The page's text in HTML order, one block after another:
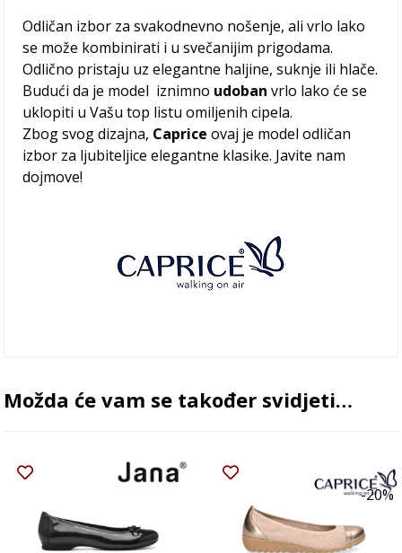
Odličan izbor za svakodnevno nošenje, ali vrlo lako
se može kombinirati i u svečanijim prigodama.
Odlično pristaju uz elegantne haljine, suknje ili hlače.
Budući da je model iznimno udoban vrlo lako će se
uklopiti u Vašu top listu omiljenih cipela.
Zbog svog dizajna, Capriceovaj je model odličan
izbor za ljubiteljice elegantne klasike. Javite nam
dojmove!
Možda će vam se također svidjeti…
-20%